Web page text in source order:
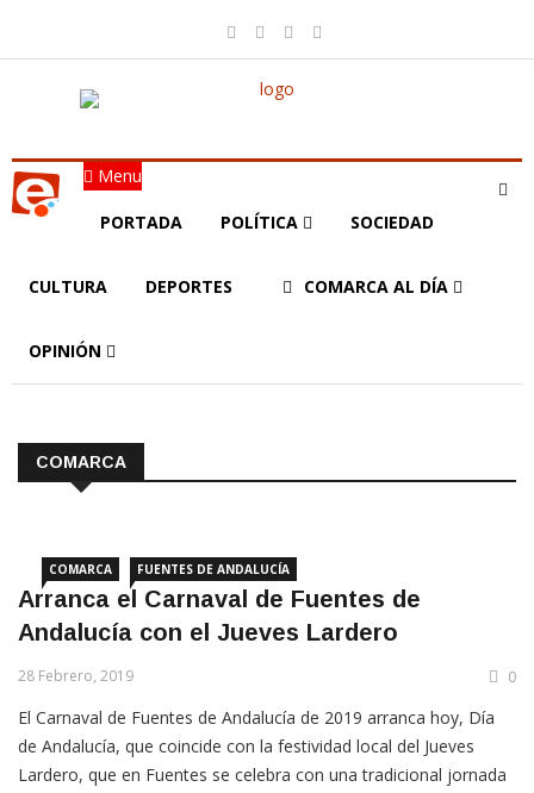
Menu
PORTADA POLÍTICA SOCIEDAD
CULTURA DEPORTES COMARCA AL DÍA
OPINIÓN
COMARCA
COMARCA FUENTES DE ANDALUCÍA
Arranca el Carnaval de Fuentes de
Andalucía con el Jueves Lardero
28 Febrero, 2019 0
El Carnaval de Fuentes de Andalucía de 2019 arranca hoy, Día
de Andalucía, que coincide con la festividad local del Jueves
Lardero, que en Fuentes se celebra con una tradicional jornada